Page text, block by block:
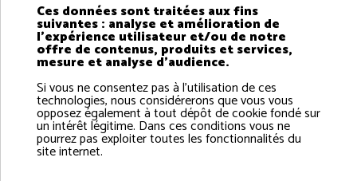
Ces données sont traitées aux fins
suivantes : analyse et amélioration de
l'expérience utilisateur et/ou de notre
offre de contenus, produits et services,
mesure et analyse d'audience.
Si vous ne consentez pas à l'utilisation de ces
technologies, nous considérerons que vous vous
opposez également à tout dépôt de cookie fondé sur
un intérêt légitime. Dans ces conditions vous ne
pourrez pas exploiter toutes les fonctionnalités du
site internet.